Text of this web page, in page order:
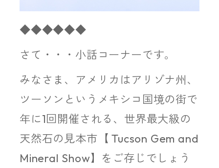
◆◆◆◆◆◆
さて・・・小話コーナーです。
みなさま、アメリカはアリゾナ州、
ツーソンというメキシコ国境の街で
年に1回開催される、世界最大級の
天然石の見本市【 Tucson Gem and
Mineral Show】をご存じでしょう